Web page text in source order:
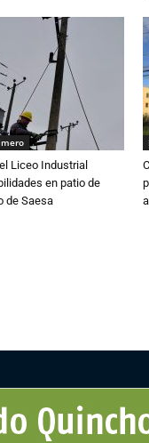
Liceo Industrial
en patio de
de Saesa